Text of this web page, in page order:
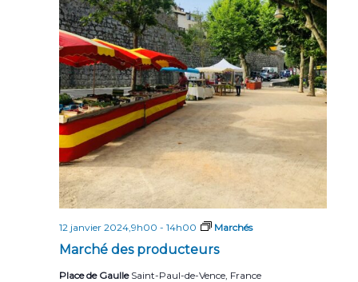
Marché des producteurs
12 janvier 2024,9h00 - 14h00 Marchés
Place de Gaulle Saint-Paul-de-Vence, France